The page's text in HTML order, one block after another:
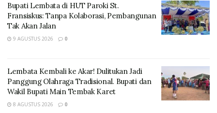
Muhammad Rifai menyampaikan betapa pentingnya
pengawasan partisipatif terhadap keseluruhan
tahapan Pemilu/Pemilihan yang dilakukan oleh
masyarakat.
Bupati Lembata di HUT Paroki St.
Fransiskus: Tanpa Kolaborasi, Pembangunan
Tak Akan Jalan
9 AGUSTUS 2026 0
Lembata Kembali ke Akar! Dulitukan Jadi
Panggung Olahraga Tradisional. Bupati dan
Wakil Bupati Main Tembak Karet
8 AGUSTUS 2026 0